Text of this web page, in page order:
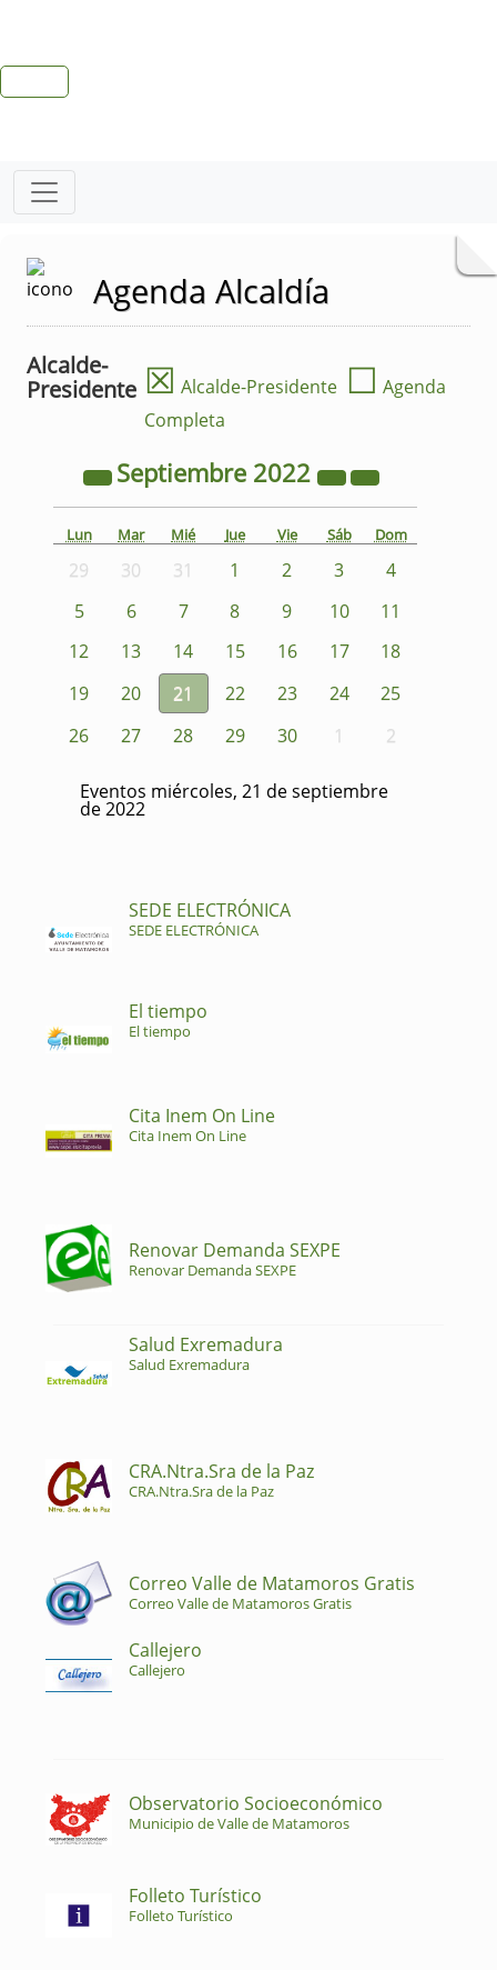
Agenda Alcaldía
Alcalde-
Presidente ☒ Alcalde-Presidente ☐ Agenda
Completa
Septiembre 2022
Lun Mar Mié Jue Vie Sáb Dom
29 30 31 1 2 3
4
5
6 7 8 9 10
11
12
13 14 15 16 17
18
19
20 21 22 23 24
25
26
27 28 29 30 1 2
Eventos miércoles, 21 de septiembre
de 2022
SEDE ELECTRÓNICA
SEDE ELECTRÓNICA
El tiempo
El tiempo
Cita Inem On Line
Cita Inem On Line
Renovar Demanda SEXPE
Renovar Demanda SEXPE
Salud Exremadura
Salud Exremadura
CRA.Ntra.Sra de la Paz
CRA.Ntra.Sra de la Paz
Correo Valle de Matamoros Gratis
Correo Valle de Matamoros Gratis
Callejero
Callejero
Observatorio Socioeconómico
Municipio de Valle de Matamoros
Folleto Turístico
Folleto Turístico